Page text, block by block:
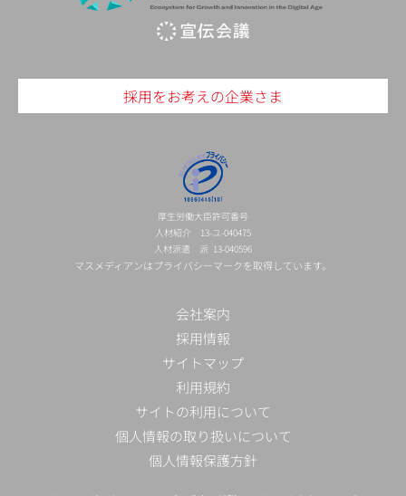
採用をお考えの企業さま
厚生労働大臣許可番号
人材紹介 13-ユ-040475
人材派遣 派 13-040596
マスメディアンはプライバシーマークを取得しています。
会社案内
採用情報
サイトマップ
利用規約
サイトの利用について
個人情報の取り扱いについて
個人情報保護方針